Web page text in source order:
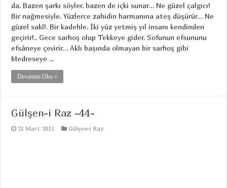
da, Bazen şarkı söyler, bazen de içki sunar… Ne güzel çalgıcı!
Bir nağmesiyle, Yüzlerce zahidin harmanına ateş düşürür… Ne
güzel sakî!. Bir kadehle, İki yüz yetmiş yıl insanı kendinden
geçirir!.. Gece sarhoş olup Tekkeye gider, Sofunun efsununu
efsâneye çevirir… Aklı başında olmayan bir sarhoş gibi
Medreseye ...
Devamını Oku »
Gülşen-i Raz -44-
21 Mart 2011 Gülşen-i Raz